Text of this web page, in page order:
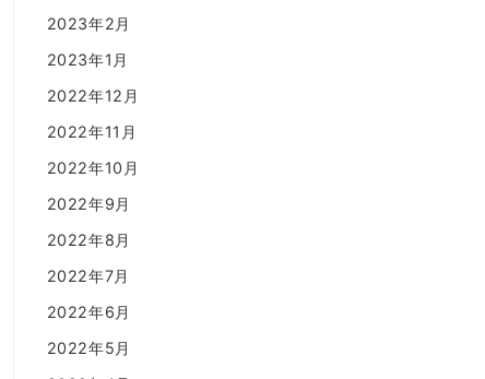
2023年2月
2023年1月
2022年12月
2022年11月
2022年10月
2022年9月
2022年8月
2022年7月
2022年6月
2022年5月